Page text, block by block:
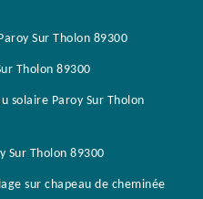
Sur Tholon 89300
Tholon 89300
solaire Paroy Sur Tholon
Sur Tholon 89300
sur chapeau de cheminée